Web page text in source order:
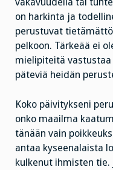
vakavuudella tai
on harkinta ja
perustuvat
pelkoon. Tärkeää ei
mielipiteitä
päteviä heidän
Koko päivitykseni
onko maailma
tänään vain
antaa kyseenalaista
kulkenut ihmisten tie.